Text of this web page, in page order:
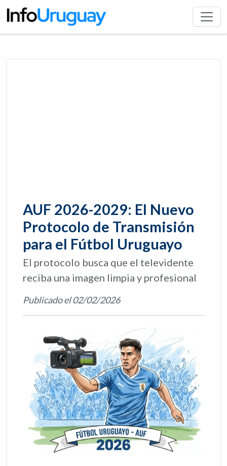
AUF 2026-2029: El Nuevo
Protocolo de Transmisión
para el Fútbol Uruguayo
El protocolo busca que el televidente
reciba una imagen limpia y profesional
Publicado el 02/02/2026